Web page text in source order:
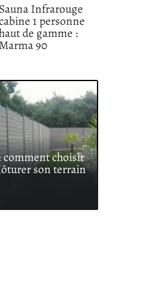
Sauna Infrarouge
1 personne
de gamme :
Marma 90
choisir
son terrain